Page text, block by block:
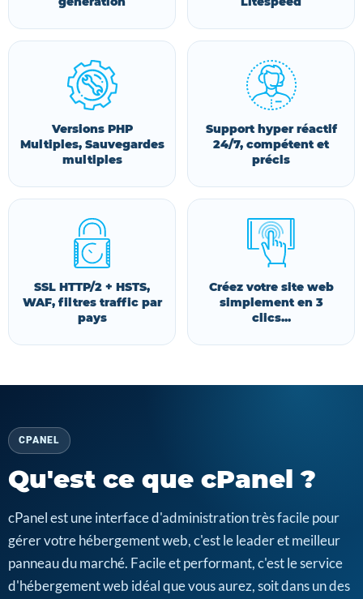
Versions PHP
Multiples, Sauvegardes
multiples
Support hyper réactif
24/7, compétent et
précis
SSL HTTP/2 + HSTS,
WAF, filtres traffic par
pays
Créez votre site web
simplement en 3
clics...
CPANEL
Qu'est ce que cPanel ?
cPanel est une interface d'administration très facile pour
gérer votre hébergement web, c'est le leader et meilleur
panneau du marché. Facile et performant, c'est le service
d'hébergement web idéal que vous aurez, soit dans un des